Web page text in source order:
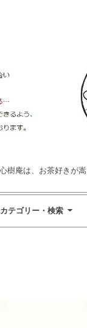
心樹庵は、お茶好きが
カテゴリー・検索